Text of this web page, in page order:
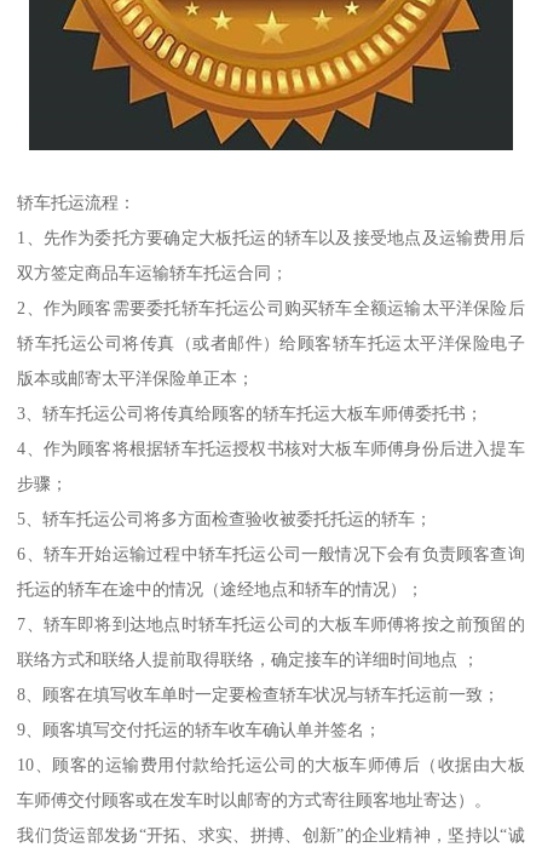
轿车托运流程：
1、先作为委托方要确定大板托运的轿车以及接受地点及运输费用后
双方签定商品车运输轿车托运合同；
2、作为顾客需要委托轿车托运公司购买轿车全额运输太平洋保险后
轿车托运公司将传真（或者邮件）给顾客轿车托运太平洋保险电子
版本或邮寄太平洋保险单正本；
3、轿车托运公司将传真给顾客的轿车托运大板车师傅委托书；
4、作为顾客将根据轿车托运授权书核对大板车师傅身份后进入提车
步骤；
5、轿车托运公司将多方面检查验收被委托托运的轿车；
6、轿车开始运输过程中轿车托运公司一般情况下会有负责顾客查询
托运的轿车在途中的情况（途经地点和轿车的情况）；
7、轿车即将到达地点时轿车托运公司的大板车师傅将按之前预留的
联络方式和联络人提前取得联络，确定接车的详细时间地点 ；
8、顾客在填写收车单时一定要检查轿车状况与轿车托运前一致；
9、顾客填写交付托运的轿车收车确认单并签名；
10、顾客的运输费用付款给托运公司的大板车师傅后（收据由大板
车师傅交付顾客或在发车时以邮寄的方式寄往顾客地址寄达）。
我们货运部发扬“开拓、求实、拼搏、创新”的企业精神，坚持以“诚